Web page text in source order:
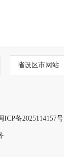
省设区市网站
ICP备2025114157号